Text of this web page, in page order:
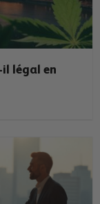
il légal en